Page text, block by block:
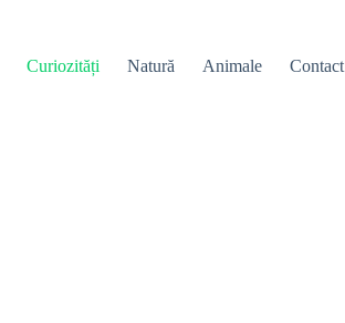
Curiozități Natură Animale Contact